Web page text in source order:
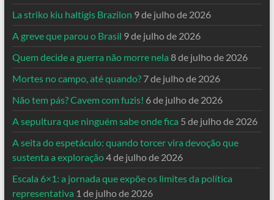
La striko kiu haltigis Brazilon 9 de julho de 2026
A greve que parou o Brasil 9 de julho de 2026
Quem decide a guerra não morre nela 8 de julho de 2026
Mortes no campo, até quando? 7 de julho de 2026
Não tem pás? Cavem com fuzis! 6 de julho de 2026
A sepultura que ninguém sabe onde fica 5 de julho de 2026
A seita do espetáculo: quando torcer vira devoção que
sustenta a exploração4 de julho de 2026
Escala 6×1: a jornada que expõe os limites da política
representativa 1 de julho de 2026